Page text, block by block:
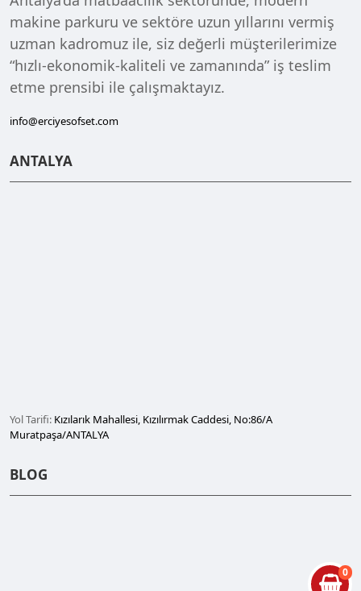
0
makine parkuru ve sektöre uzun yıllarını vermiş
uzman kadromuz ile, siz değerli müşterilerimize
“hızlı-ekonomik-kaliteli ve zamanında” iş teslim
etme prensibi ile çalışmaktayız.
info@erciyesofset.com
ANTALYA
Yol Tarifi: Kızılarık Mahallesi, Kızılırmak Caddesi, No:86/A
Muratpaşa/ANTALYA
BLOG